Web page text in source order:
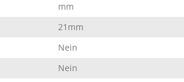
mm
21mm
Nein
Nein